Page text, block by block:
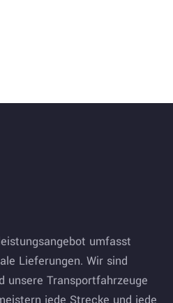
umfasst
Lieferungen. Wir sind
unsere Transportfahrzeuge